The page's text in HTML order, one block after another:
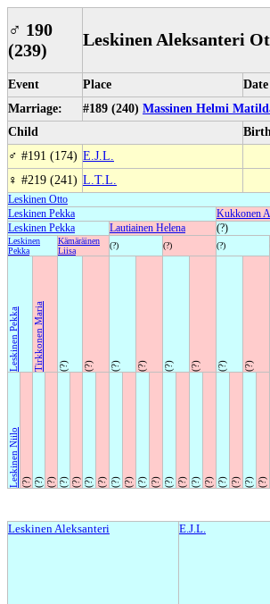
♂ 190
(239)
Leskinen Aleksanteri
Event Place Date
Marriage:
#189 (240) Massinen Helmi
Child
♂ #191 (174) E.J.L.
♀ #219 (241) L.T.L.
Leskinen Otto
Leskinen Pekka
Kukkonen
Leskinen Pekka
Lautiainen Helena (?)
Leskinen
Pekka
Kämäräinen
Liisa
(?) (?) (?)
Leskinen Pekka Tirkkonen Maria (?) (?) (?) (?) (?) (?) (?) (?)
Leskinen Niilo (?) (?) (?) (?) (?) (?) (?) (?) (?) (?) (?) (?) (?) (?) (?) (?) (?) (?) (?)
Leskinen Aleksanteri E.J.L.